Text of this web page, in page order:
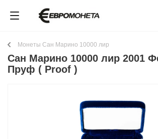
Монеты Сан Марино 10000 лир
Сан Марино 10000 лир 2001
Пруф ( Proof )